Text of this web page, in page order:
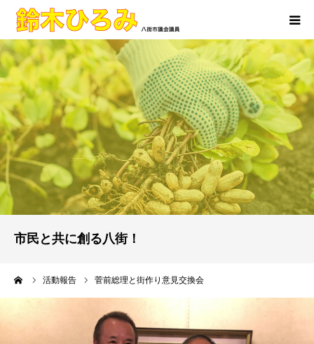
市民と共に創る八街！
活動報告 菅前総理と街作り意見交換会
ホーム
活動報告
プロフィール